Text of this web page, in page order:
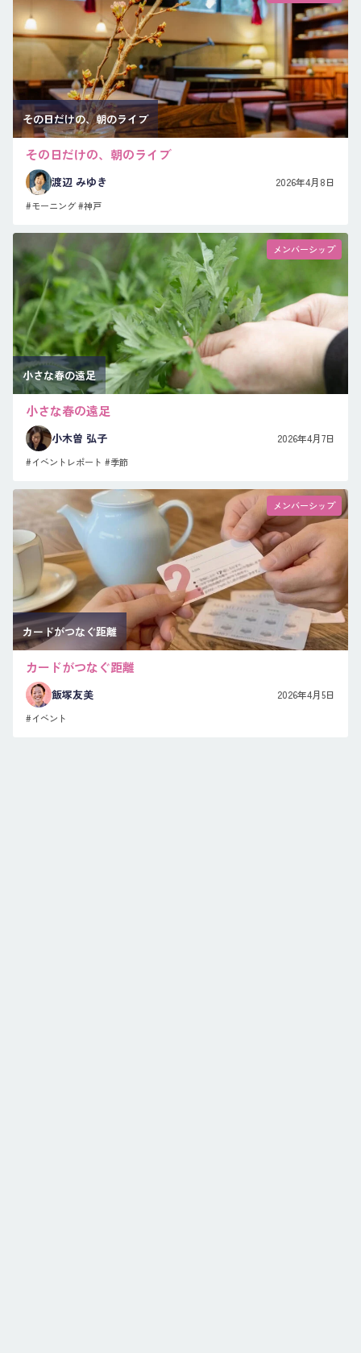
その日だけの、朝のライブ
その日だけの、朝のライブ
渡辺 みゆき 2026年4月8日
#モーニング#神戸
メンバーシップ
小さな春の遠足
小さな春の遠足
小木曽 弘子 2026年4月7日
#イベントレポート #季節
メンバーシップ
カードがつなぐ距離
カードがつなぐ距離
飯塚友美 2026年4月5日
#イベント